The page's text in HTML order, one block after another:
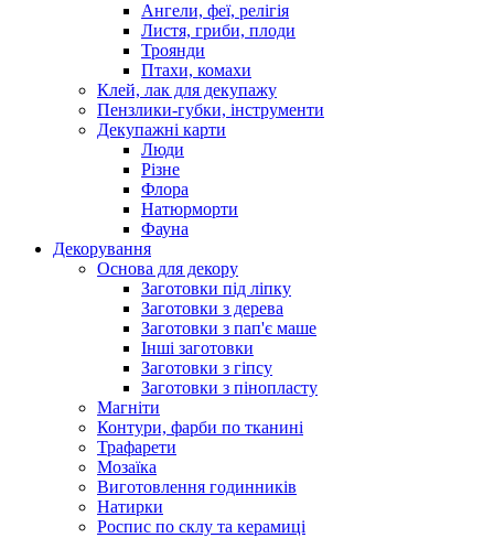
Ангели, феї, релігія
Листя, гриби, плоди
Троянди
Птахи, комахи
Клей, лак для декупажу
Пензлики-губки, інструменти
Декупажні карти
Люди
Різне
Флора
Натюрморти
Фауна
Декорування
Основа для декору
Заготовки під ліпку
Заготовки з дерева
Заготовки з пап'є маше
Інші заготовки
Заготовки з гіпсу
Заготовки з пінопласту
Магніти
Контури, фарби по тканині
Трафарети
Мозаїка
Виготовлення годинників
Натирки
Роспис по склу та керамиці